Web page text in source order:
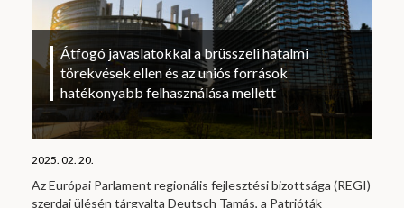
Átfogó javaslatokkal a brüsszeli hatalmi
törekvések ellen és az uniós források
hatékonyabb felhasználása mellett
2025. 02. 20.
Az Európai Parlament regionális fejlesztési bizottsága (REGI)
szerdai ülésén tárgyalta Deutsch Tamás, a Patrióták